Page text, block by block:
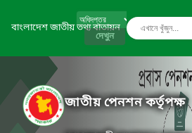
বাংলাদেশ জাতীয় তথ্য বাতায়ন
দেখুন
জাতীয় পেনশন কর্তৃপক্ষ